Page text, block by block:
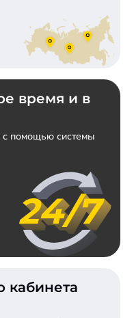
время и в
помощью системы
кабинета